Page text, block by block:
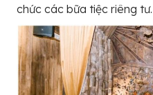
chức các bữa tiệc riêng tư.